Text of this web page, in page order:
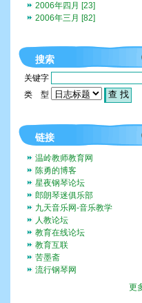
2006年四月 [23]
2006年三月 [82]
搜索
关键字
类 型
链接
温岭教师教育网
陈勇的博客
星夜钢琴论坛
郎朗琴迷俱乐部
九天音乐网-音乐教学
人教论坛
教育在线论坛
教育互联
苦墨斋
流行钢琴网
更